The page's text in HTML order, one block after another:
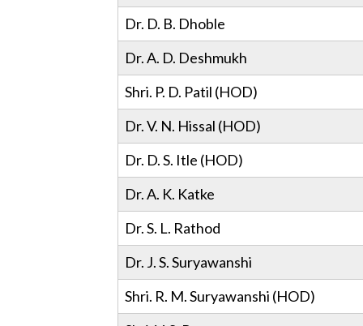
Dr. D. B. Dhoble
Dr. A. D. Deshmukh
Shri. P. D. Patil (HOD)
Dr. V. N. Hissal (HOD)
Dr. D. S. Itle (HOD)
Dr. A. K. Katke
Dr. S. L. Rathod
Dr. J. S. Suryawanshi
Shri. R. M. Suryawanshi (HOD)